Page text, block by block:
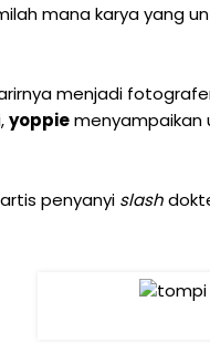
mana karya yang
menjadi
yoppiemenyampaikan
penyanyi slash